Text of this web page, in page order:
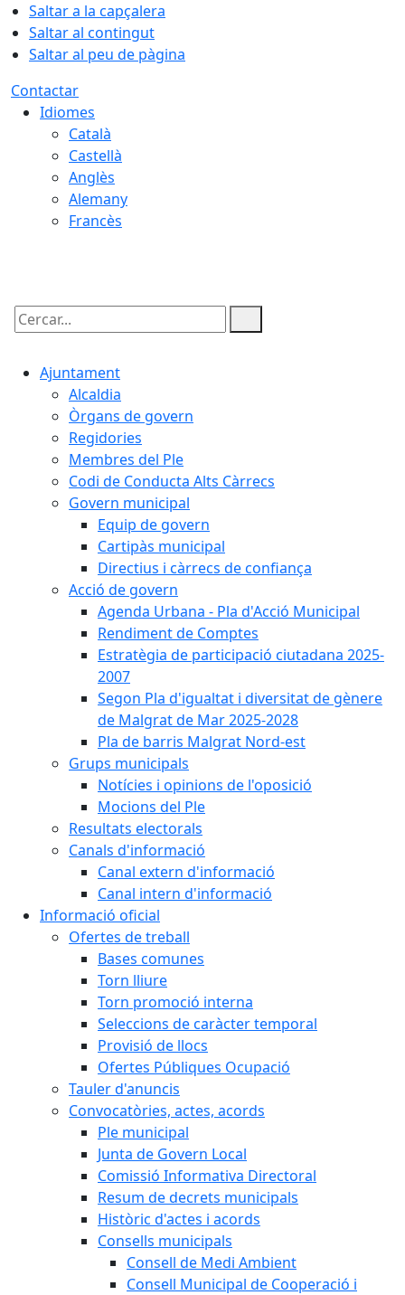
Saltar a la capçalera
Saltar al contingut
Saltar al peu de pàgina
Contactar
Idiomes
Català
Castellà
Anglès
Alemany
Francès
Cercar:
Ajuntament
Alcaldia
Òrgans de govern
Regidories
Membres del Ple
Codi de Conducta Alts Càrrecs
Govern municipal
Equip de govern
Cartipàs municipal
Directius i càrrecs de confiança
Acció de govern
Agenda Urbana - Pla d'Acció Municipal
Rendiment de Comptes
Estratègia de participació ciutadana 2025-
2007
Segon Pla d'igualtat i diversitat de gènere
de Malgrat de Mar 2025-2028
Pla de barris Malgrat Nord-est
Grups municipals
Notícies i opinions de l'oposició
Mocions del Ple
Resultats electorals
Canals d'informació
Canal extern d'informació
Canal intern d'informació
Informació oficial
Ofertes de treball
Bases comunes
Torn lliure
Torn promoció interna
Seleccions de caràcter temporal
Provisió de llocs
Ofertes Públiques Ocupació
Tauler d'anuncis
Convocatòries, actes, acords
Ple municipal
Junta de Govern Local
Comissió Informativa Directoral
Resum de decrets municipals
Històric d'actes i acords
Consells municipals
Consell de Medi Ambient
Consell Municipal de Cooperació i